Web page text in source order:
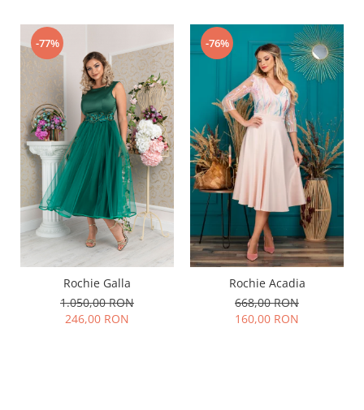
-77%
Rochie Galla
1.050,00 RON
246,00 RON
-76%
Rochie Acadia
668,00 RON
160,00 RON